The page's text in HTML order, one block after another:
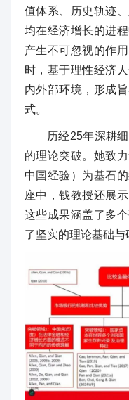
值体系、历史轨迹
均在经济增长的进
产生不可忽视的作
时，基于理性经济
内外部环境，形成
式。
历经25年深耕
的理论突破。她致
中国经验）为基石
座中，钱教授还展
这些成果涵盖了多
了坚实的理论基础与